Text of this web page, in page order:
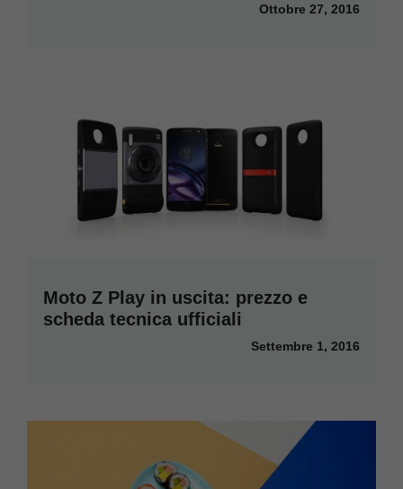
Ottobre 27, 2016
Moto Z Play in uscita: prezzo e
scheda tecnica ufficiali
Settembre 1, 2016